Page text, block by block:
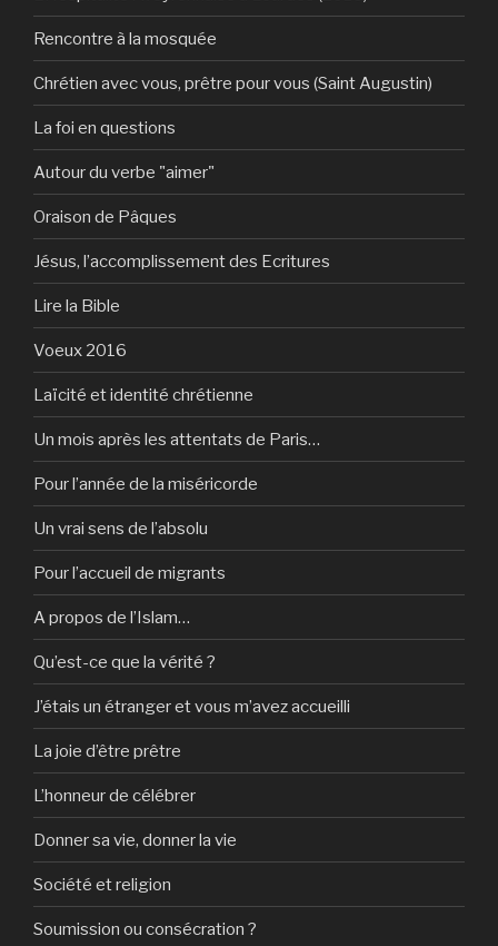
Rencontre à la mosquée
Chrétien avec vous, prêtre pour vous (Saint Augustin)
La foi en questions
Autour du verbe "aimer"
Oraison de Pâques
Jésus, l’accomplissement des Ecritures
Lire la Bible
Voeux 2016
Laïcité et identité chrétienne
Un mois après les attentats de Paris…
Pour l’année de la miséricorde
Un vrai sens de l’absolu
Pour l’accueil de migrants
A propos de l’Islam…
Qu’est-ce que la vérité ?
J’étais un étranger et vous m’avez accueilli
La joie d’être prêtre
L’honneur de célébrer
Donner sa vie, donner la vie
Société et religion
Soumission ou consécration ?